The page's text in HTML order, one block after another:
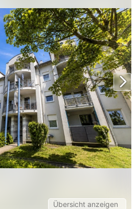
Übersicht anzeigen